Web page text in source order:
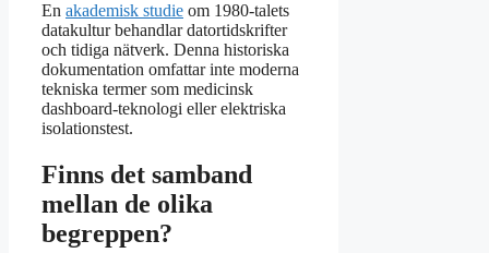
En akademisk studie om 1980-talets
datakultur behandlar datortidskrifter
och tidiga nätverk. Denna historiska
dokumentation omfattar inte moderna
tekniska termer som medicinsk
dashboard-teknologi eller elektriska
isolationstest.
Finns det samband
mellan de olika
begreppen?